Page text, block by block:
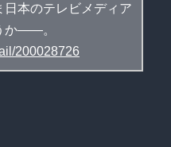
本のテレビメディア
か――。
200028726